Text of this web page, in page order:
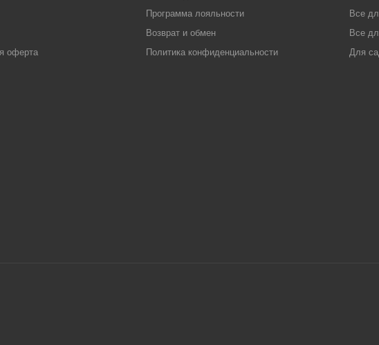
оферта
Программа лояльности
Возврат и обмен
Политика конфиденциальности
Все
Все
Для